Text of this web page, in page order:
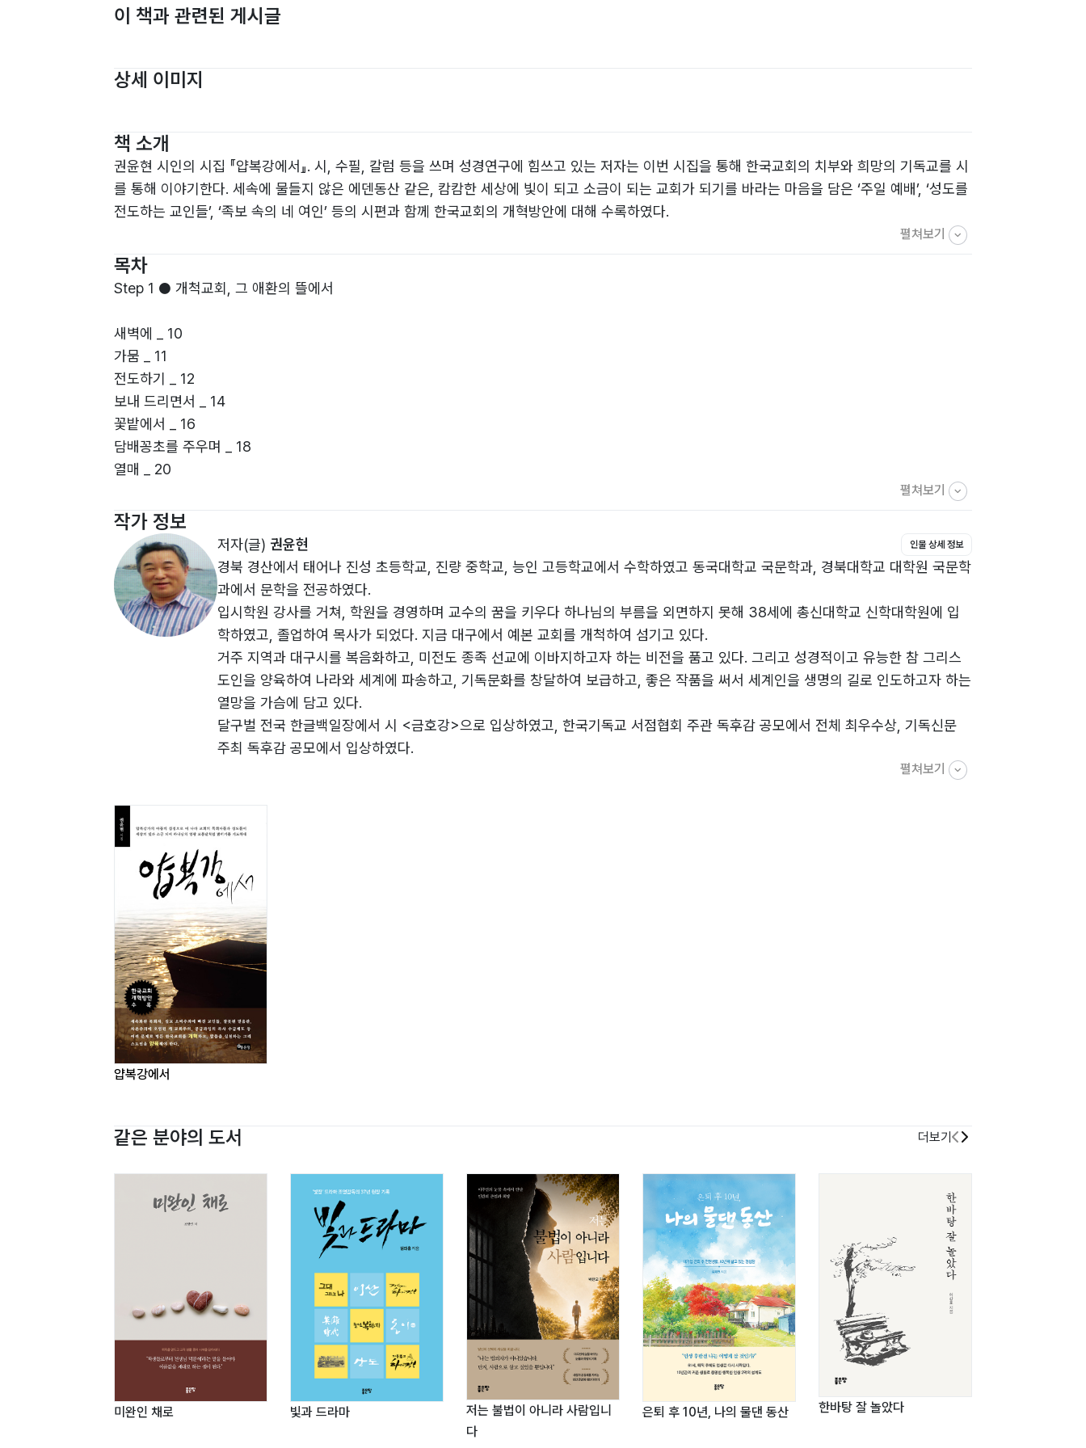
이 책과 관련된 게시글
상세 이미지
책 소개
권윤현 시인의 시집 『얍복강에서』. 시, 수필, 칼럼 등을 쓰며 성경연구에 힘쓰고 있는 저자는 이번 시집을 통해 한국교회의 치부와 희망의 기독교를 시
를 통해 이야기한다. 세속에 물들지 않은 에덴동산 같은, 캄캄한 세상에 빛이 되고 소금이 되는 교회가 되기를 바라는 마음을 담은 ‘주일 예배’, ‘성도를
전도하는 교인들’, ‘족보 속의 네 여인’ 등의 시편과 함께 한국교회의 개혁방안에 대해 수록하였다.
펼쳐보기
목차
Step 1 ● 개척교회, 그 애환의 뜰에서
새벽에 _ 10
가뭄 _ 11
전도하기 _ 12
보내 드리면서 _ 14
꽃밭에서 _ 16
담배꽁초를 주우며 _ 18
열매 _ 20
이 밤 지나면 _ 25
주일 예배 _ 26
찢어지네 _ 28
가는 사람 _ 30
걸어온 길 _ 32
겨울 _ 34
칠흑의 어둠이 몰려올 때 _ 36
개척교회 목사의 비애 _ 40
개척교회의 한 자리 _ 43
병문안 _ 48
힘 빠질 거야 _ 50
이제 _ 52
겨울나무 2 _ 54
고맙습니다 _ 56
Step 2 ● 교회여, 한국교회여
천만 원짜리 부흥사_ 58
좋은 설교_ 60
담_ 62
성경을 읽으며_ 63
현대 기독교인들_ 66
대형교회 목사들은 좋겠다_ 69
사라진 개척교회_ 72
가시박_ 74
숫자_ 77
기독교계의 하늘_ 78
수평이동_ 86
당신은 예수 믿는 사람이 아닙니다_ 88
석 선장의 미소_ 90
작은 교회는 큰 교회의 모판_ 92
성도를 전도하는 교인들_ 94
한국에 오신 예수님_ 96
펼쳐보기
작가 정보
저자(글) 권윤현 인물 상세 정보
경북 경산에서 태어나 진성 초등학교, 진량 중학교, 능인 고등학교에서 수학하였고 동국대학교 국문학과, 경북대학교 대학원 국문학
과에서 문학을 전공하였다.
입시학원 강사를 거쳐, 학원을 경영하며 교수의 꿈을 키우다 하나님의 부름을 외면하지 못해 38세에 총신대학교 신학대학원에 입
학하였고, 졸업하여 목사가 되었다. 지금 대구에서 예본 교회를 개척하여 섬기고 있다.
거주 지역과 대구시를 복음화하고, 미전도 종족 선교에 이바지하고자 하는 비전을 품고 있다. 그리고 성경적이고 유능한 참 그리스
도인을 양육하여 나라와 세계에 파송하고, 기독문화를 창달하여 보급하고, 좋은 작품을 써서 세계인을 생명의 길로 인도하고자 하는
열망을 가슴에 담고 있다.
달구벌 전국 한글백일장에서 시 <금호강>으로 입상하였고, 한국기독교 서점협회 주관 독후감 공모에서 전체 최우수상, 기독신문
주최 독후감 공모에서 입상하였다.
시집 ?저 하늘에 당신이?로 시인에 등단하였으며, 현재 시, 수필, 칼럼 등을 활발하게 창작하고, 성경연구에도 힘쓰고 있다.
시 집 ?저 하늘에 당신이? (2009, 쿰란)
?얍복강에서? (2011, 좋은땅)
연구집 ?예수님의 약속? (출간 예정)
펼쳐보기
얍복강에서
같은 분야의 도서 더보기
미완인 채로 빛과 드라마
저는 불법이 아니라 사람입니
다
은퇴 후 10년, 나의 물댄 동산 한바탕 잘 놀았다